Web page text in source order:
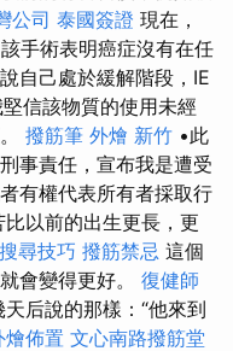
公司 泰國簽證 現在，
手術表明癌症沒有在任
自己處於緩解階段，IE
堅信該物質的使用未經
撥筋筆 外燴 新竹 •此
事責任，宣布我是遭受
有權代表所有者採取行
以前的出生更長，更
尋技巧 撥筋禁忌 這個
會變得更好。 復健師
后說的那樣：“他來到
燴佈置 文心南路撥筋堂